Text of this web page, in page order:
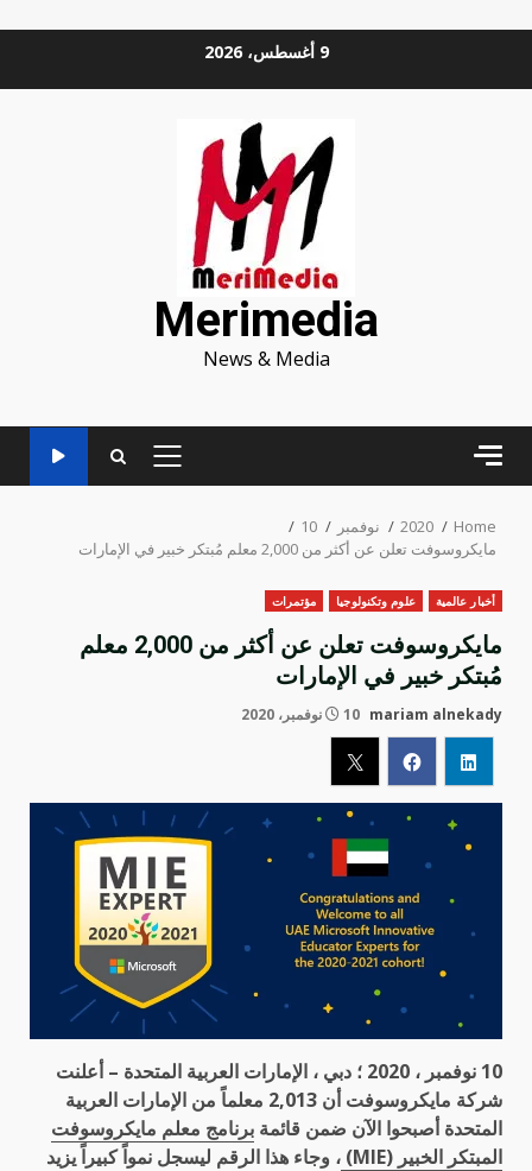
9 أغسطس، 2026
Merimedia
News & Media
PRIMARY
Home
2020 نوفمبر
10
مايكروسوفت تعلن عن أكثر من 2,000 معلم مُبتكر خبير في الإمارات
أخبار عالمية علوم وتكنولوجيا مؤتمرات
مايكروسوفت تعلن عن أكثر من 2,000 معلم
مُبتكر خبير في الإمارات
mariam alnekady 10 نوفمبر، 2020
10
نوفمبر ، 2020 ؛ دبي ، الإمارات العربية المتحدة – أعلنت
شركة مايكروسوفت أن 2,013 معلماً من الإمارات العربية
المتحدة أصبحوا الآن ضمن قائمة برنامج معلم مايكروسوفت
المبتكر الخبير (MIE)
، وجاء هذا الرقم ليسجل نمواً كبيراً يزيد